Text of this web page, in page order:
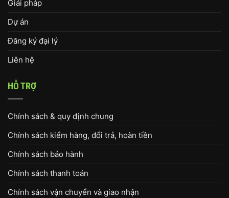
Giải pháp
Dự án
Đăng ký đại lý
Liên hệ
HỖ TRỢ
Chính sách & quy định chung
Chính sách kiểm hàng, đổi trả, hoàn tiền
Chính sách bảo hành
Chính sách thanh toán
Chính sách vận chuyển và giao nhận